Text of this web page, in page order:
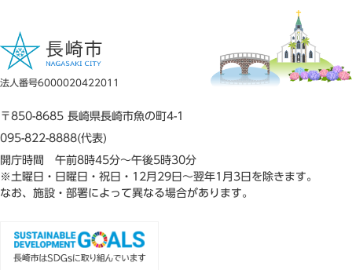
法人番号6000020422011
〒850-8685 長崎県長崎市魚の町4-1
095-822-8888(代表)
開庁時間 午前8時45分～午後5時30分
※土曜日・日曜日・祝日・12月29日～翌年1月3日を除きます。
なお、施設・部署によって異なる場合があります。